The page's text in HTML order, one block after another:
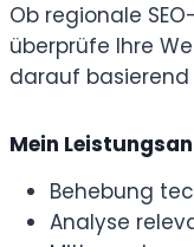
Ob regionale
überprüfe Ihre
darauf basierend
Mein
Behebung
Analyse